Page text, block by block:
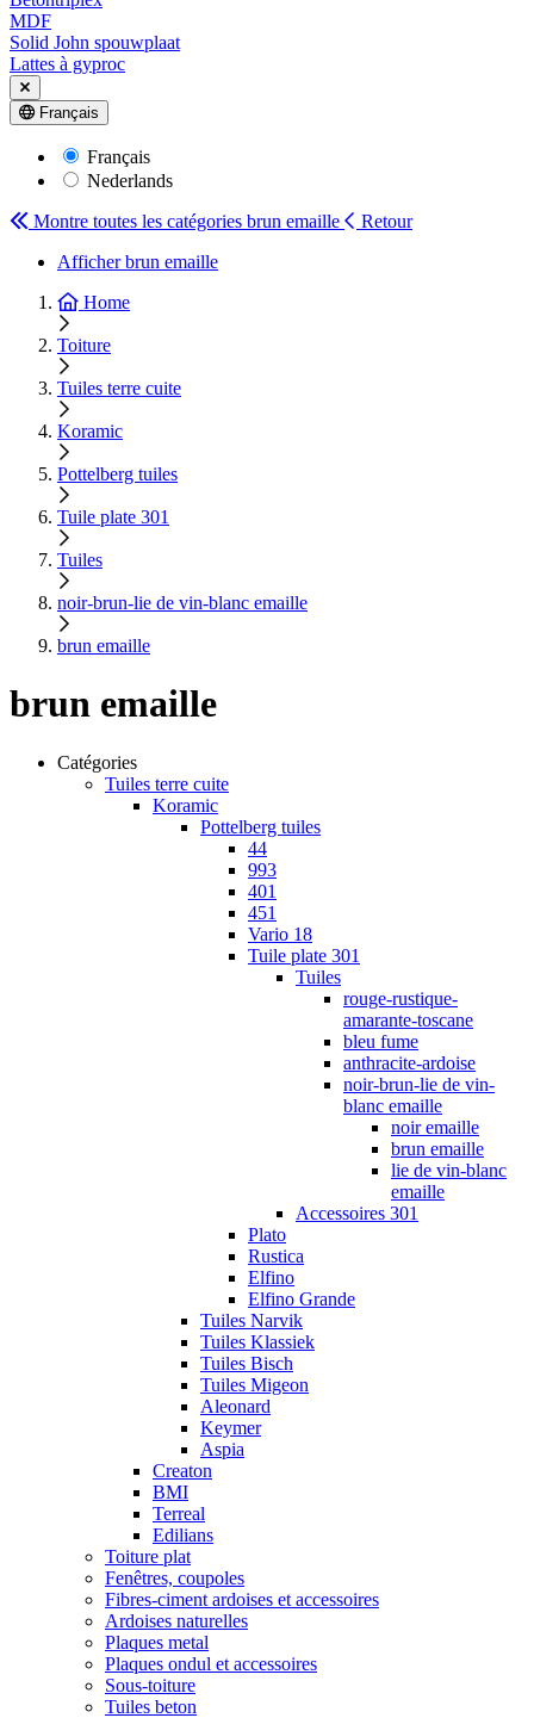
MDF
Solid John spouwplaat
Lattes à gyproc
Français
Français
Nederlands
Montre toutes les catégories brun emaille
Retour
Afficher brun emaille
Home
Toiture
Tuiles terre cuite
Koramic
Pottelberg tuiles
Tuile plate 301
Tuiles
noir-brun-lie de vin-blanc emaille
brun emaille
brun emaille
Catégories
Tuiles terre cuite
Koramic
Pottelberg tuiles
44
993
401
451
Vario 18
Tuile plate 301
Tuiles
rouge-rustique-
amarante-toscane
bleu fume
anthracite-ardoise
noir-brun-lie de vin-
blanc emaille
noir emaille
brun emaille
lie de vin-blanc
emaille
Accessoires 301
Plato
Rustica
Elfino
Elfino Grande
Tuiles Narvik
Tuiles Klassiek
Tuiles Bisch
Tuiles Migeon
Aleonard
Keymer
Aspia
Creaton
BMI
Terreal
Edilians
Toiture plat
Fenêtres, coupoles
Fibres-ciment ardoises et accessoires
Ardoises naturelles
Plaques metal
Plaques ondul et accessoires
Sous-toiture
Tuiles beton